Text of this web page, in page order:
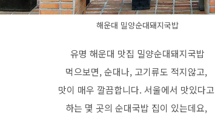
해운대 밀양순대돼지국밥
유명 해운대 맛집 밀양순대돼지국밥
먹으보면, 순대나, 고기류도 적지않고,
맛이 매우 깔끔합니다. 서울에서 맛있다고
하는 몇 곳의 순대국밥 집이 있는데요,